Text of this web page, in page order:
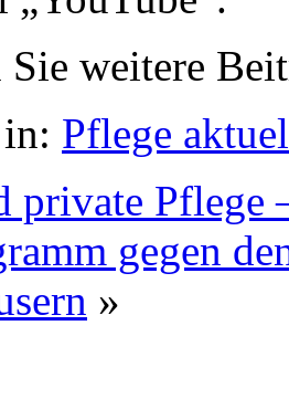
weitere
Pflege
private Pflege
gegen
»